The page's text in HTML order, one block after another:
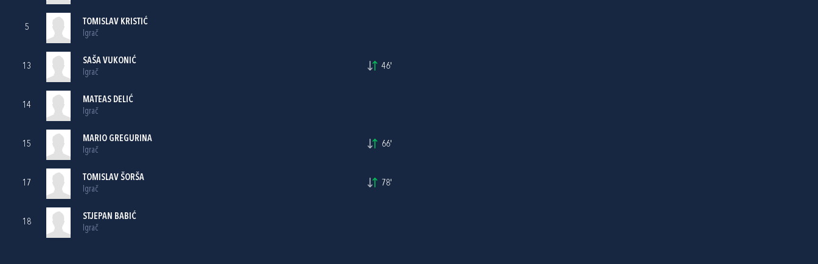
5
TOMISLAV KRISTIĆ
Igrač
13
SAŠA VUKONIĆ
Igrač
46'
14
MATEAS DELIĆ
Igrač
15
MARIO GREGURINA
Igrač
66'
17
TOMISLAV ŠORŠA
Igrač
78'
18
STJEPAN BABIĆ
Igrač